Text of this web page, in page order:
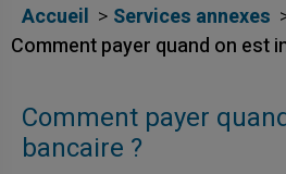
Accueil
Services annexes
Comment payer quand on est
Comment payer
bancaire ?